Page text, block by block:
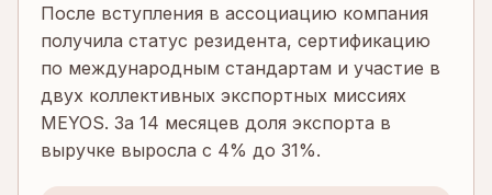
После вступления в ассоциацию компания
получила статус резидента, сертификацию
по международным стандартам и участие в
двух коллективных экспортных миссиях
MEYOS. За 14 месяцев доля экспорта в
выручке выросла с 4% до 31%.